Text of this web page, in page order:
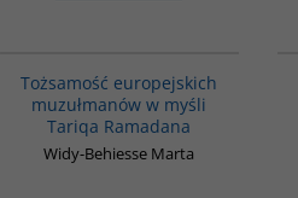
Tożsamość europejskich
muzułmanów w myśli
Tariqa Ramadana
Widy-Behiesse Marta